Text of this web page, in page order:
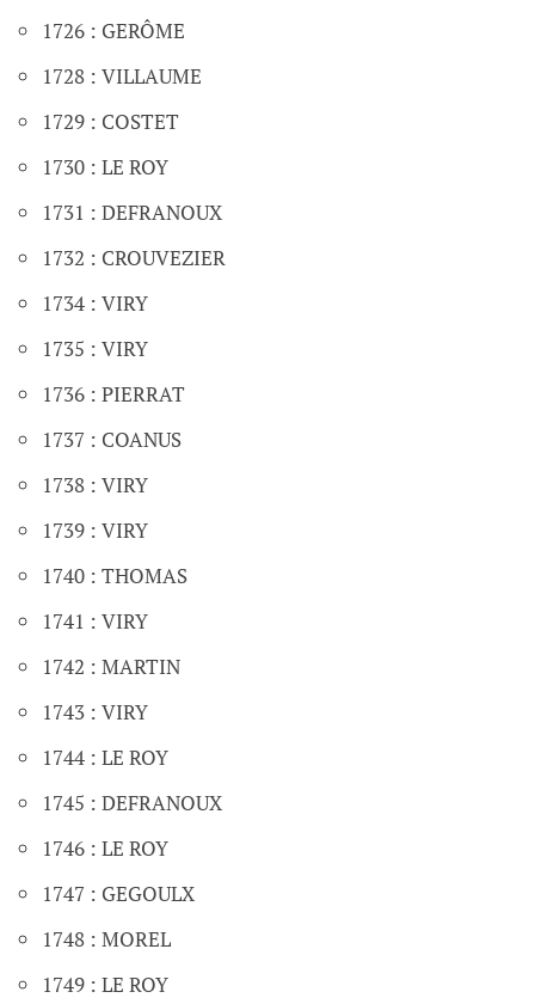
1726 : GERÔME
1728 : VILLAUME
1729 : COSTET
1730 : LE ROY
1731 : DEFRANOUX
1732 : CROUVEZIER
1734 : VIRY
1735 : VIRY
1736 : PIERRAT
1737 : COANUS
1738 : VIRY
1739 : VIRY
1740 : THOMAS
1741 : VIRY
1742 : MARTIN
1743 : VIRY
1744 : LE ROY
1745 : DEFRANOUX
1746 : LE ROY
1747 : GEGOULX
1748 : MOREL
1749 : LE ROY